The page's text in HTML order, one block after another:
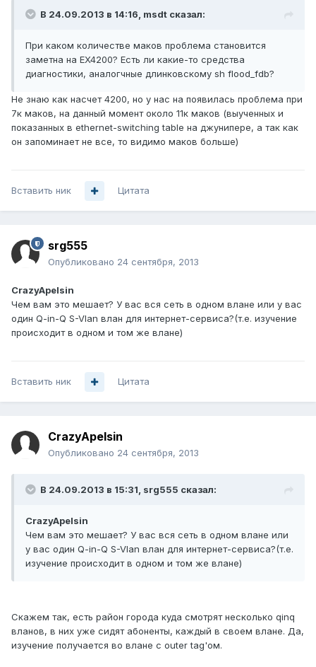
В 24.09.2013 в 14:16, msdt сказал:
При каком количестве маков проблема становится
заметна на EX4200? Есть ли какие-то средства
диагностики, аналогчные длинковскому sh flood_fdb?
Не знаю как насчет 4200, но у нас на появилась проблема при
7к маков, на данный момент около 11к маков (выученных и
показанных в ethernet-switching table на джунипере, а так как
он запоминает не все, то видимо маков больше)
Вставить ник Цитата
srg555
Опубликовано 24 сентября, 2013
CrazyApelsin
Чем вам это мешает? У вас вся сеть в одном влане или у вас
один Q-in-Q S-Vlan влан для интернет-сервиса?(т.е. изучение
происходит в одном и том же влане)
Вставить ник Цитата
CrazyApelsin
Опубликовано 24 сентября, 2013
В 24.09.2013 в 15:31, srg555 сказал:
CrazyApelsin
Чем вам это мешает? У вас вся сеть в одном влане или
у вас один Q-in-Q S-Vlan влан для интернет-сервиса?(т.е.
изучение происходит в одном и том же влане)
Скажем так, есть район города куда смотрят несколько qinq
вланов, в них уже сидят абоненты, каждый в своем влане. Да,
изучение получается во влане с outer tag'ом.